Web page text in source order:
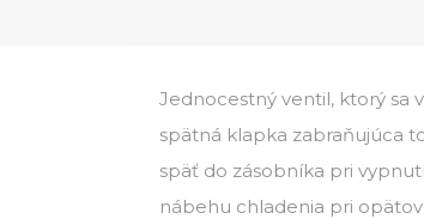
Jednocestný ventil, ktorý sa
spätná klapka zabraňujúca
späť do zásobníka pri
nábehu chladenia pri